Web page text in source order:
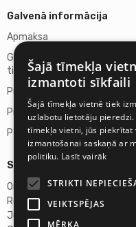
Galvenā informācija
Apmaksa
Garantija un Atteikuma
tiesības
Preču piegāde
Privātuma politika
Par Mums
Sīkāka informācija
Omicron SIA
Reg. Nr.40103272028
Juridiskā adrese
Šajā tīmekļa
izmantoti sīkfaili
Šajā tīmekļa vietnē tiek
uzlabotu lietotāju
tīmekļa vietni, jūs piekrītat
izmantošanai saskaņā ar
politiku. Lasīt vairāk
STRIKTI
VEIKTSPĒJAS
MĒRĶA